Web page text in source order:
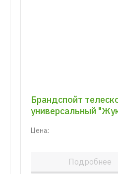
Брандспойт
универсальный
Цена:
Подробнее